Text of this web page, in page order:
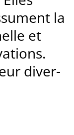
la
et
diver­